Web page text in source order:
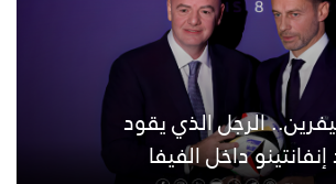
الرجل الذي يقود
داخل الفيفا